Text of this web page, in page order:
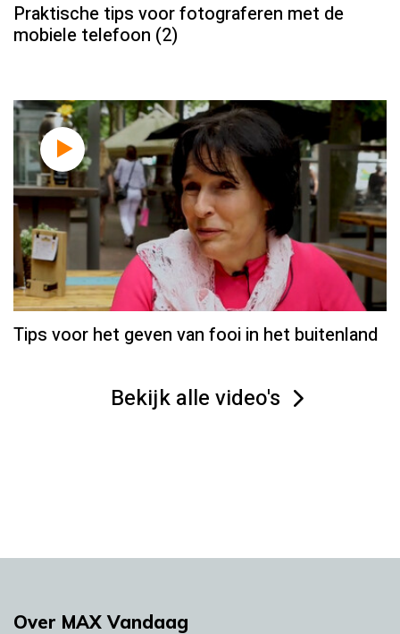
Praktische tips voor fotograferen met de
mobiele telefoon (2)
Tips voor het geven van fooi in het buitenland
Bekijk alle video's
Over MAX Vandaag